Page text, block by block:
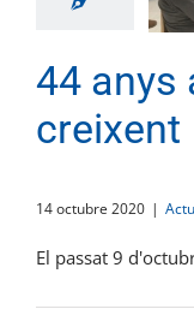
44 anys
creixent
14 octubre 2020 |
El passat 9